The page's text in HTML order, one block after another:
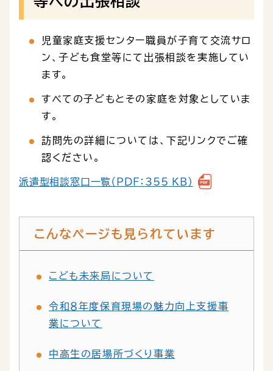
児童家庭支援センター職員が子育て交流サロ
ン、子ども食堂等にて出張相談を実施してい
ます。
すべての子どもとその家庭を対象としていま
す。
訪問先の詳細については、下記リンクでご確
認ください。
派遣型相談窓口一覧（PDF：355 KB）
こんなページも見られています
こども未来局について
令和８年度保育現場の魅力向上支援事
業について
中高生の居場所づくり事業